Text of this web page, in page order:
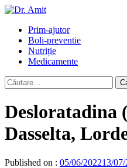
Skip
content
Primary
Menu
Prim-ajutor
Boli-preventie
Nutriție
Medicamente
Caută
după:
Desloratadina
Dasselta,
Published on : 05/06/202213/